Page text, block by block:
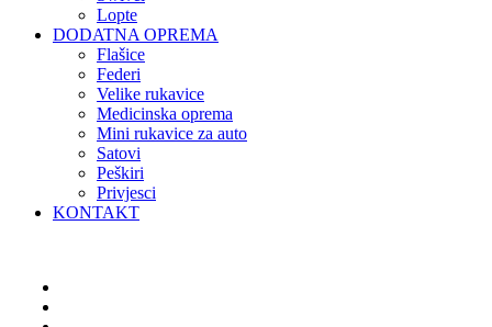
Lopte
DODATNA OPREMA
Flašice
Federi
Velike rukavice
Medicinska oprema
Mini rukavice za auto
Satovi
Peškiri
Privjesci
KONTAKT